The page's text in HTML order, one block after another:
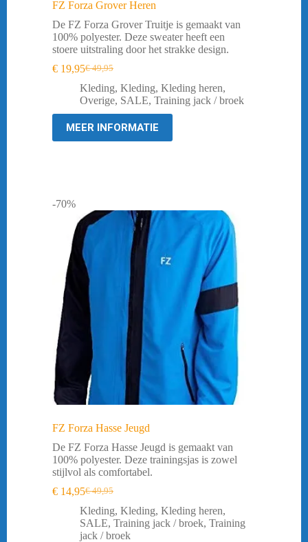
FZ Forza Grover Heren
De FZ Forza Grover Truitje is gemaakt van
100% polyester. Deze sweater heeft een
stoere uitstraling door het strakke design.
€49,95
Oorspronkelijke
prijs
was:
€ 19,95Huidige
prijs
is:
Kleding, Kleding, Kleding heren,
Overige, SALE, Training jack / broek
MEER INFORMATIE
-70%
FZ Forza Hasse Jeugd
De FZ Forza Hasse Jeugd is gemaakt van
100% polyester. Deze trainingsjas is zowel
stijlvol als comfortabel.
€49,95
Oorspronkelijke
prijs
was:
€ 49,95.
€ 14,95Huidige
prijs
is:
€ 14,95.
Kleding, Kleding, Kleding heren,
SALE, Training jack / broek, Training
jack / broek